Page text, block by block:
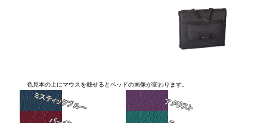
色見本の上にマウスを載せるとベッドの画像が変わります。